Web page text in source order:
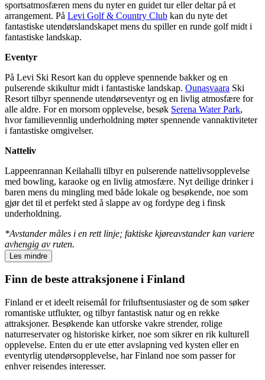
sportsatmosfæren mens du nyter en guidet tur eller deltar på et
arrangement. På Levi Golf & Country Club kan du nyte det
fantastiske utendørslandskapet mens du spiller en runde golf midt i
fantastiske landskap.
Eventyr
På Levi Ski Resort kan du oppleve spennende bakker og en
pulserende skikultur midt i fantastiske landskap. Ounasvaara Ski
Resort tilbyr spennende utendørseventyr og en livlig atmosfære for
alle aldre. For en morsom opplevelse, besøk Serena Water Park,
hvor familievennlig underholdning møter spennende vannaktiviteter
i fantastiske omgivelser.
Natteliv
Lappeenrannan Keilahalli tilbyr en pulserende nattelivsopplevelse
med bowling, karaoke og en livlig atmosfære. Nyt deilige drinker i
baren mens du mingling med både lokale og besøkende, noe som
gjør det til et perfekt sted å slappe av og fordype deg i finsk
underholdning.
*Avstander måles i en rett linje; faktiske kjøreavstander kan variere
avhengig av ruten.
Les mindre
Finn de beste attraksjonene i Finland
Finland er et ideelt reisemål for friluftsentusiaster og de som søker
romantiske utflukter, og tilbyr fantastisk natur og en rekke
attraksjoner. Besøkende kan utforske vakre strender, rolige
naturreservater og historiske kirker, noe som sikrer en rik kulturell
opplevelse. Enten du er ute etter avslapning ved kysten eller en
eventyrlig utendørsopplevelse, har Finland noe som passer for
enhver reisendes interesser.